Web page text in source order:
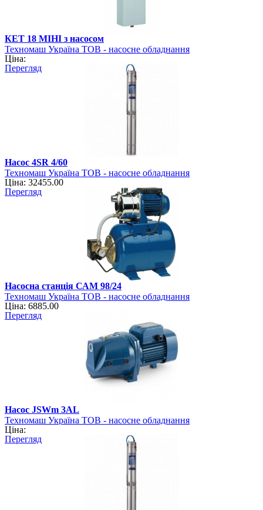
КЕТ 18 МІНІ з насосом
Техномаш Україна ТОВ - насосне обладнання
Ціна:
Перегляд
Насос 4SR 4/60
Техномаш Україна ТОВ - насосне обладнання
Ціна: 32455.00
Перегляд
Насосна станція САМ 98/24
Техномаш Україна ТОВ - насосне обладнання
Ціна: 6885.00
Перегляд
Насос JSWm 3АL
Техномаш Україна ТОВ - насосне обладнання
Ціна:
Перегляд